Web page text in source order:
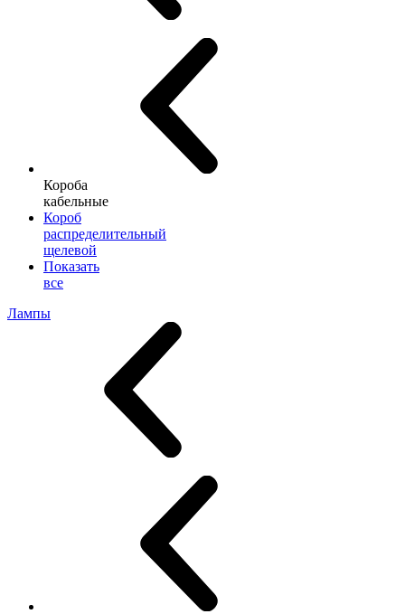
Короба
кабельные
Короб
распределительный
щелевой
Показать
все
Лампы